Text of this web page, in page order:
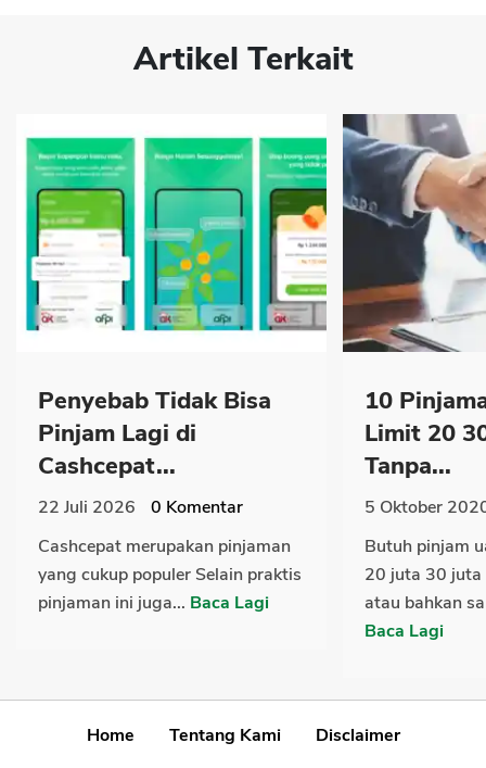
Artikel Terkait
Penyebab Tidak Bisa
Pinjam Lagi di
Cashcepat...
22 Juli 2026 0 Komentar
Cashcepat merupakan pinjaman
yang cukup populer Selain praktis
pinjaman ini juga... Baca Lagi
10
Limit 20
Tanpa...
5 Oktober
Butuh pinjam
20 juta 30
atau bahkan
Baca Lagi
Home Tentang Kami
Disclaimer